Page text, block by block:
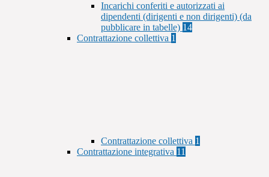
Incarichi conferiti e autorizzati ai
dipendenti (dirigenti e non dirigenti) (da
pubblicare in tabelle) 14
Contrattazione collettiva 1
Contrattazione collettiva 1
Contrattazione integrativa 11